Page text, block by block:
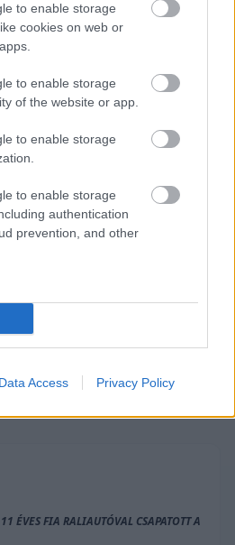
to enable storage
cookies on web or
to enable storage
of the website or app.
to enable storage
to enable storage
authentication
prevention, and other
Data Access Privacy Policy
be, hogy a Racingline
között lásd a Google
ÉVES FIA RALIAUTÓVAL CSAPATOTT A